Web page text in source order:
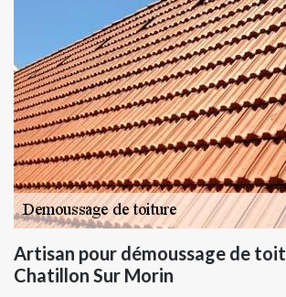
Artisan pour démoussage de
Chatillon Sur Morin